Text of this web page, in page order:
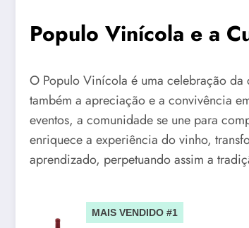
Populo Vinícola e a
O Populo Vinícola é uma celebração
também a apreciação e a convivência
eventos, a comunidade se une para
enriquece a experiência do vinho,
aprendizado, perpetuando assim a
MAIS VENDIDO #1